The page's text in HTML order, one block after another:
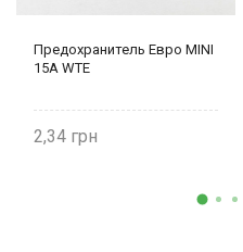
Предохранитель Евро MINI
15А WTE
2,34